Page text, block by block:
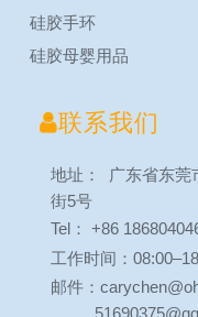
硅胶手环
硅胶母婴用品
联系我们
地址： 广东省东莞
街5号
Tel： +86
工作时间：
邮件：